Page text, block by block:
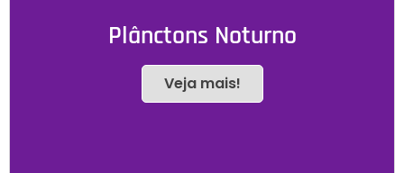
Plânctons Noturno
Veja mais!